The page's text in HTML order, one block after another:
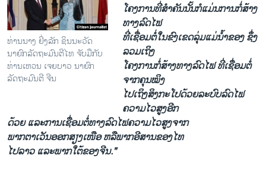
ທ່ານນາງ ຢິ່ງລັກ ຊິນນະວັດ
ນາຍົກລັດຖະມົນຕີໄທ ຈັບມືກັບ
ທ່ານເຫວນ ເຈຍບາວ ນາຍົກ
ລັດຖະມົນຕີ ຈີນ
ໂຄງການທີ່ສໍາຄັນນັ້ນກໍແມ່ນການກໍ່ສ້າງ
ທາງລົດໄຟ
ທີ່ເຊື່ອມຕໍ່ໃນຂົງເຂດລຸ່ມແມ່ນໍ້າຂອງ ຊຶ່ງ
ລວມເຖິງ
ໂຄງການກໍ່ສ້າງທາງລົດໄຟ ທີ່ເຊື່ອມຕໍ່
ຈາກຄຸນໝິງ
ໄປເຖິງສິງກະໂປດ້ວຍລະບົບລົດໄຟ
ຄວາມໄວສູງອີກ
ດ້ວຍ ແລະການເຊື່ອມຕໍ່ທາງລົດໄຟຄວາມໄວສູງຈາກ
ພາກຕາເວັນອອກສຽງເໜືອ ຫລືພາກອີສານຂອງໄທ
ໄປລາວ ແລະພາກໃຕ້ຂອງຈີນ."